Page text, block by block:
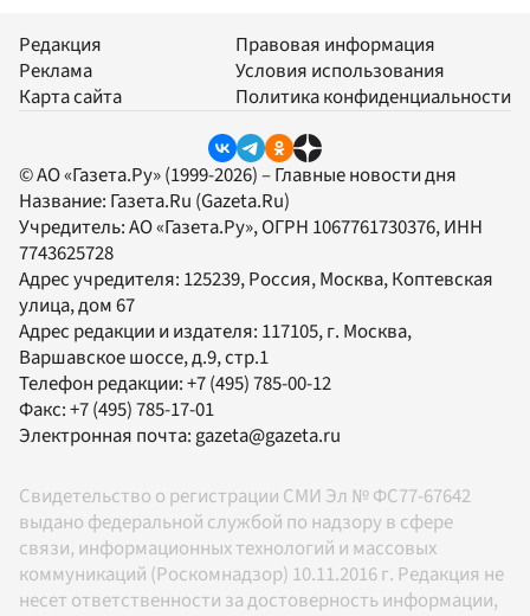
Редакция
Реклама
Карта сайта
Правовая информация
Условия использования
Политика конфиденциальности
© АО «Газета.Ру» (1999-2026) – Главные новости дня
Название: Газета.Ru (Gazeta.Ru)
Учредитель:АО «Газета.Ру», ОГРН 1067761730376, ИНН
7743625728
Адрес учредителя: 125239, Россия, Москва, Коптевская
улица, дом 67
Адрес редакции и издателя: 117105, г. Москва,
Варшавское шоссе, д.9, стр.1
Телефон редакции:+7 (495) 785-00-12
Факс:+7 (495) 785-17-01
Электронная почта:gazeta@gazeta.ru
Свидетельство о регистрации СМИ Эл № ФС77-67642
выдано федеральной службой по надзору в сфере
связи, информационных технологий и массовых
коммуникаций (Роскомнадзор) 10.11.2016 г. Редакция не
несет ответственности за достоверность информации,